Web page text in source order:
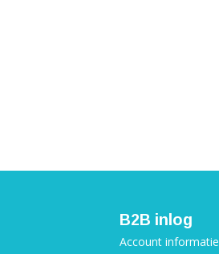
B2B inlog
Account informatie